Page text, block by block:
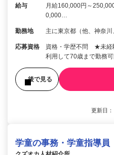
給与
月給160,000円～
0,000…
勤務地 主に東京都（他、神奈川
応募資格
資格・学歴不問 ★未経
利用して70歳まで勤務可
後で見る
更新日
学童の事務・学童指導員